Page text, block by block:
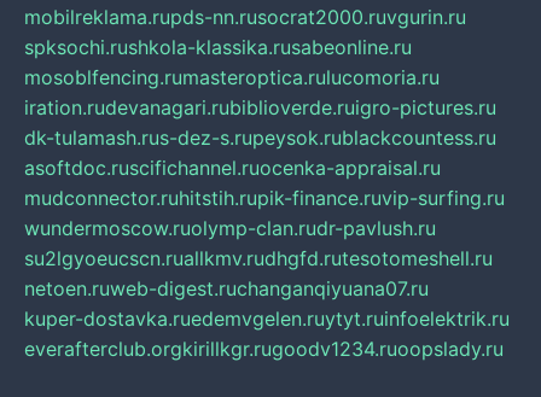
mobilreklama.rupds-nn.rusocrat2000.ruvgurin.ru
spksochi.rushkola-klassika.rusabeonline.ru
mosoblfencing.rumasteroptica.rulucomoria.ru
iration.rudevanagari.rubiblioverde.ruigro-pictures.ru
dk-tulamash.rus-dez-s.rupeysok.rublackcountess.ru
asoftdoc.ruscifichannel.ruocenka-appraisal.ru
mudconnector.ruhitstih.rupik-finance.ruvip-surfing.ru
wundermoscow.ruolymp-clan.rudr-pavlush.ru
su2lgyoeucscn.ruallkmv.rudhgfd.rutesotomeshell.ru
netoen.ruweb-digest.ruchanganqiyuana07.ru
kuper-dostavka.ruedemvgelen.ruytyt.ruinfoelektrik.ru
everafterclub.orgkirillkgr.rugoodv1234.ruoopslady.ru